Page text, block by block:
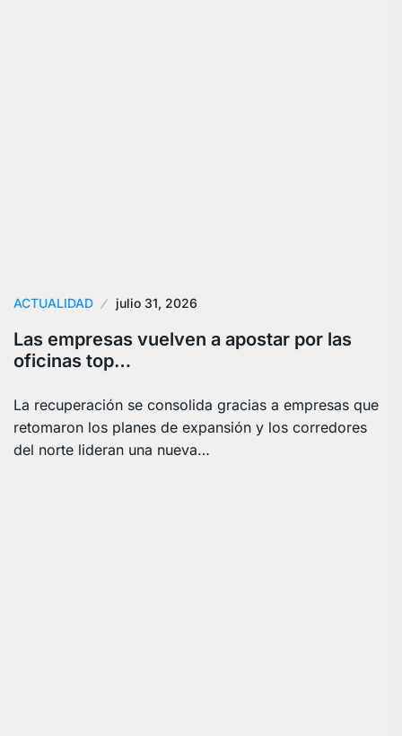
ACTUALIDAD julio 31, 2026
Las empresas vuelven a apostar por las
oficinas top…
La recuperación se consolida gracias a empresas que
retomaron los planes de expansión y los corredores
del norte lideran una nueva…